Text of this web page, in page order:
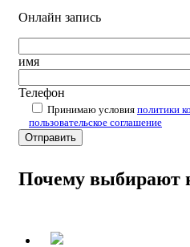
Онлайн запись
имя
Телефон
Принимаю условия политики
пользовательское соглашение
Почему выбирают